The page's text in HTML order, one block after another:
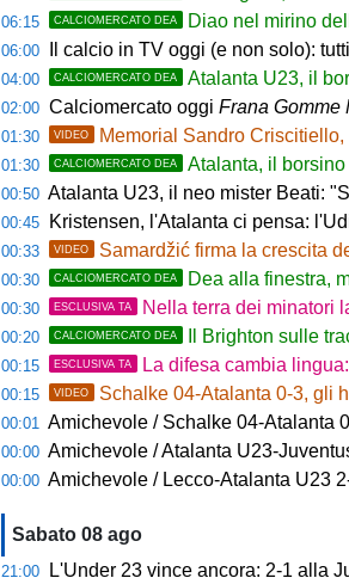
06:15 CALCIOMERCATO DEA Diao nel mirino
06:00 Il calcio in TV oggi (e non solo):
04:00 CALCIOMERCATO DEA Atalanta U23, il borsino
02:00 Calciomercato oggiFrana Gomme
01:30 VIDEO Memorial Sandro Criscitiello, il
01:30 CALCIOMERCATO DEA Atalanta, il
00:50 Atalanta U23, il neo mister Beati: "Seguiamo la
00:45 Kristensen, l'Atalanta ci pensa:
00:33 VIDEO Samardžić firma la crescita della Dea:
00:30 CALCIOMERCATO DEA Dea alla finestra, ma Jashari
00:30 ESCLUSIVA TA Nella terra dei minatori
00:20 CALCIOMERCATO DEA Il Brighton sulle
00:15 ESCLUSIVA TA La difesa cambia lingua: e
00:15 VIDEO Schalke 04-Atalanta 0-3, gli
00:01 Amichevole / Schalke 04-Atalanta
00:00 Amichevole / Atalanta U23-
00:00 Amichevole / Lecco-Atalanta U23
Sabato 08 ago
21:00 L'Under 23 vince ancora: 2-1 alla